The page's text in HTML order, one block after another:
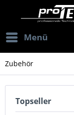
Menü
Zubehör
Topseller